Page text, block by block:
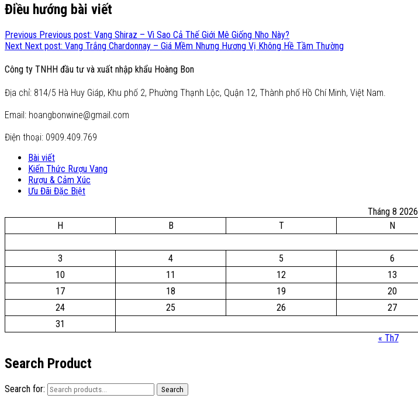
Điều hướng bài viết
Previous Previous post: Vang Shiraz – Vì Sao Cả Thế Giới Mê Giống Nho Này?
Next Next post: Vang Trắng Chardonnay – Giá Mềm Nhưng Hương Vị Không Hề Tầm Thường
Công ty TNHH đầu tư và xuất nhập khẩu Hoàng Bon
Địa chỉ: 814/5 Hà Huy Giáp, Khu phố 2, Phường Thạnh Lộc, Quận 12, Thành phố Hồ Chí Minh, Việt Nam.
Email: hoangbonwine@gmail.com
Điện thoại: 0909.409.769
Bài viết
Kiến Thức Rượu Vang
Rượu & Cảm Xúc
Ưu Đãi Đặc Biệt
Tháng 8 2026
H
B T N
3
4 5 6
10
11 12 13
17
18 19 20
24
25 26 27
31
« Th7
Search Product
Search for: Search